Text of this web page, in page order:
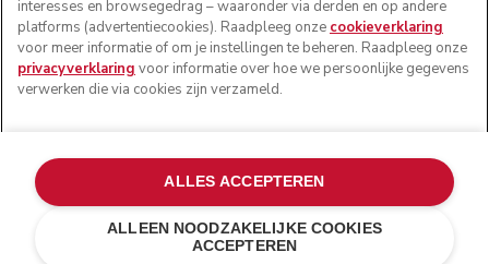
© KitchenAid 2026 - Alle rechten voorbehouden.
KitchenAid en het design van de keukenrobot zijn
handelsmerken in de Verenigde Staten en andere landen.
Mijn cookies beheren Privacyverklaring
interesses en browsegedrag – waaronder via derden en op andere
platforms (advertentiecookies). Raadpleeg onze cookieverklaring
voor meer informatie of om je instellingen te beheren. Raadpleeg onze
privacyverklaring voor informatie over hoe we persoonlijke gegevens
verwerken die via cookies zijn verzameld.
ALLEEN NOODZAKELIJKE COOKIES
ACCEPTEREN
ALLES ACCEPTEREN